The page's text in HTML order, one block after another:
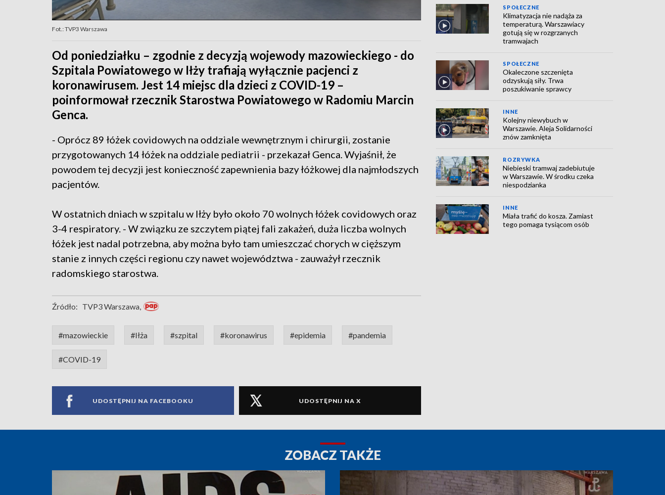
Fot.: TVP3 Warszawa
Od poniedziałku – zgodnie z decyzją wojewody mazowieckiego - do
Szpitala Powiatowego w Iłży trafiają wyłącznie pacjenci z
koronawirusem. Jest 14 miejsc dla dzieci z COVID-19 –
poinformował rzecznik Starostwa Powiatowego w Radomiu Marcin
Genca.
- Oprócz 89 łóżek covidowych na oddziale wewnętrznym i chirurgii, zostanie
przygotowanych 14 łóżek na oddziale pediatrii - przekazał Genca. Wyjaśnił, że
powodem tej decyzji jest konieczność zapewnienia bazy łóżkowej dla najmłodszych
pacjentów.
W ostatnich dniach w szpitalu w Iłży było około 70 wolnych łóżek covidowych oraz
3-4 respiratory. - W związku ze szczytem piątej fali zakażeń, duża liczba wolnych
łóżek jest nadal potrzebna, aby można było tam umieszczać chorych w cięższym
stanie z innych części regionu czy nawet województwa - zauważył rzecznik
radomskiego starostwa.
Źródło: TVP3 Warszawa,
#mazowieckie #Iłża #szpital #koronawirus #epidemia #pandemia
#COVID-19
UDOSTĘPNIJ NA FACEBOOKU UDOSTĘPNIJ NA X
SPOŁECZNE
Klimatyzacja nie nadąża za
temperaturą. Warszawiacy
gotują się w rozgrzanych
tramwajach
SPOŁECZNE
Okaleczone szczenięta
odzyskują siły. Trwa
poszukiwanie sprawcy
INNE
Kolejny niewybuch w
Warszawie. Aleja Solidarności
znów zamknięta
ROZRYWKA
Niebieski tramwaj zadebiutuje
w Warszawie. W środku czeka
niespodzianka
INNE
Miała trafić do kosza. Zamiast
tego pomaga tysiącom osób
ZOBACZ TAKŻE